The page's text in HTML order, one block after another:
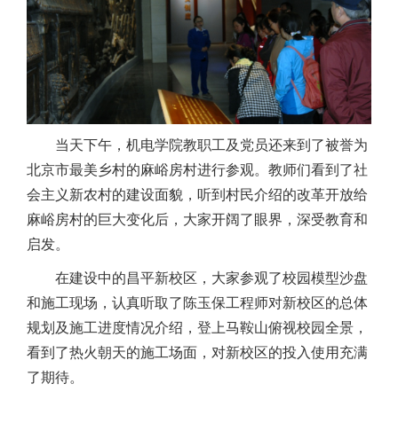
当天下午，机电学院教职工及党员还来到了被誉为
北京市最美乡村的麻峪房村进行参观。教师们看到了社
会主义新农村的建设面貌，听到村民介绍的改革开放给
麻峪房村的巨大变化后，大家开阔了眼界，深受教育和
启发。
在建设中的昌平新校区，大家参观了校园模型沙盘
和施工现场，认真听取了陈玉保工程师对新校区的总体
规划及施工进度情况介绍，登上马鞍山俯视校园全景，
看到了热火朝天的施工场面，对新校区的投入使用充满
了期待。